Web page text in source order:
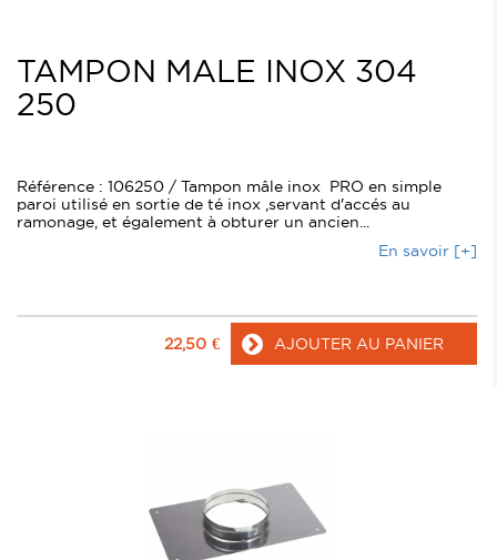
TAMPON MALE INOX 304
250
Référence : 106250 / Tampon mâle inox PRO en simple
paroi utilisé en sortie de té inox ,servant d'accés au
ramonage, et également à obturer un ancien...
En savoir [+]
22,50 € AJOUTER AU PANIER